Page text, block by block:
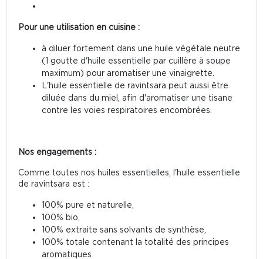
Pour une utilisation en cuisine :
à diluer fortement dans une huile végétale neutre
(1 goutte d'huile essentielle par cuillère à soupe
maximum) pour aromatiser une vinaigrette.
L'huile essentielle de ravintsara peut aussi être
diluée dans du miel, afin d'aromatiser une tisane
contre les voies respiratoires encombrées.
Nos engagements :
Comme toutes nos huiles essentielles, l'huile essentielle
de ravintsara est :
100% pure et naturelle,
100% bio,
100% extraite sans solvants de synthèse,
100% totale contenant la totalité des principes
aromatiques